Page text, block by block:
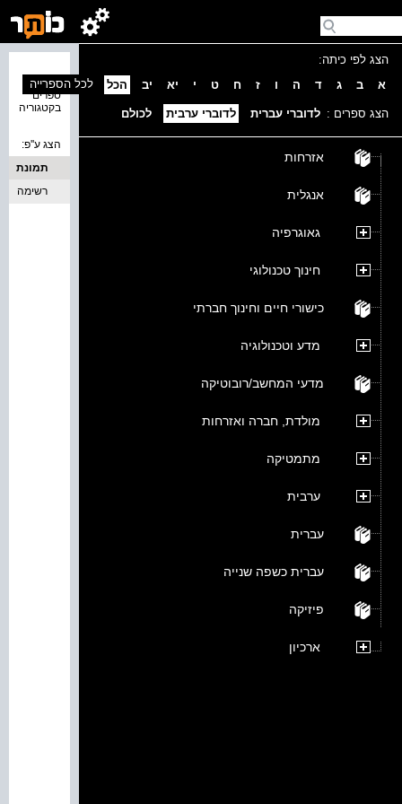
הצג לפי כיתה:
א
ב ג ד ה ו ז ח ט י יא יב הכל
הצג ספרים : לדוברי עברית לדוברי ערבית לכולם
אזרחות
אנגלית
גאוגרפיה
חינוך טכנולוגי
כישורי חיים וחינוך חברתי
מדע וטכנולוגיה
מדעי המחשב/רובוטיקה
מולדת, חברה ואזרחות
מתמטיקה
ערבית
עברית
עברית כשפה שנייה
פיזיקה
ארכיון
ספרים
בקטגוריה
לכל הספרייה
הצג ע''פ:
תמונת
כריכה
רשימה